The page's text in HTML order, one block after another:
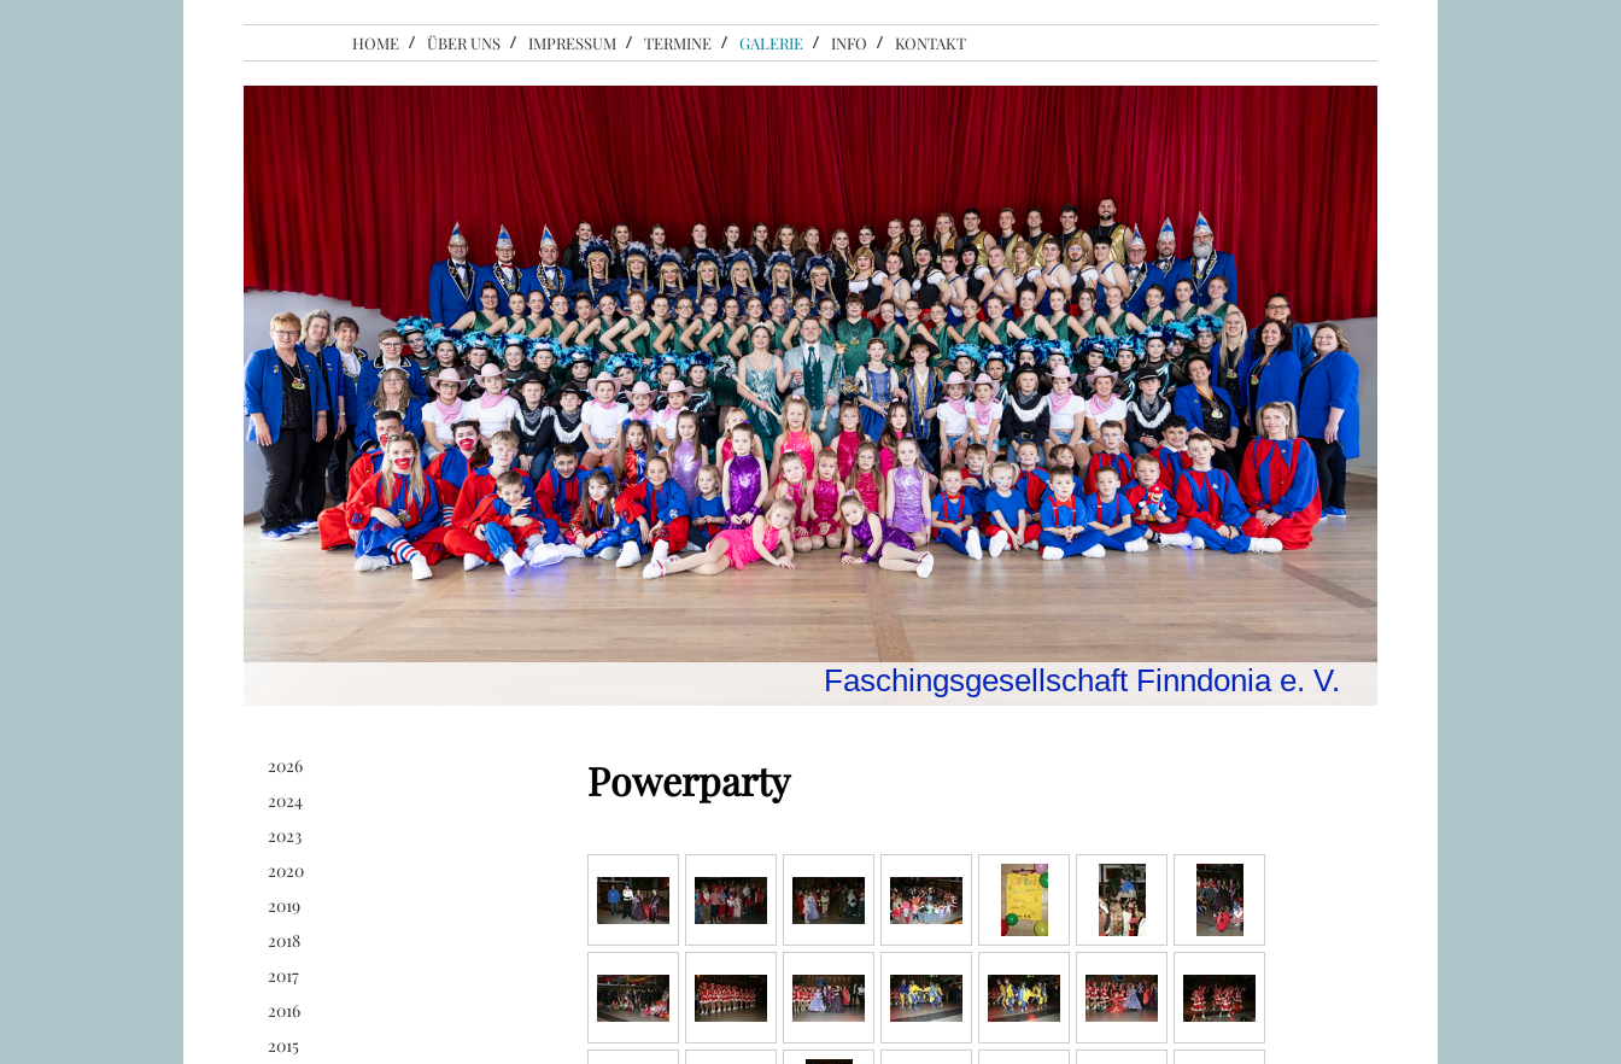
HOME ÜBER UNS IMPRESSUM TERMINE GALERIE INFO KONTAKT
Faschingsgesellschaft Finndonia e. V.
2026
2024
2023
2020
2019
2018
2017
2016
2015
Powerparty